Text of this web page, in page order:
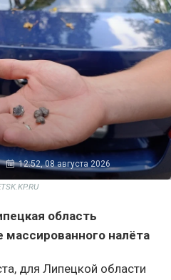
12:52, 08 августа 2026
область
массированного налёта
для Липецкой области